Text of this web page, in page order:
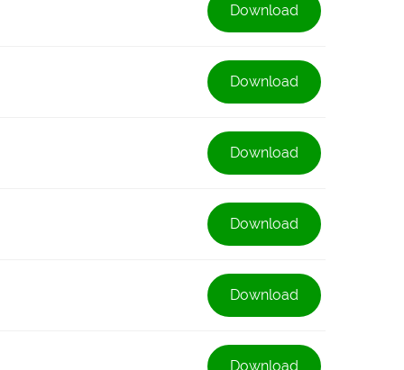
Download
Download
Download
Download
Download
Download